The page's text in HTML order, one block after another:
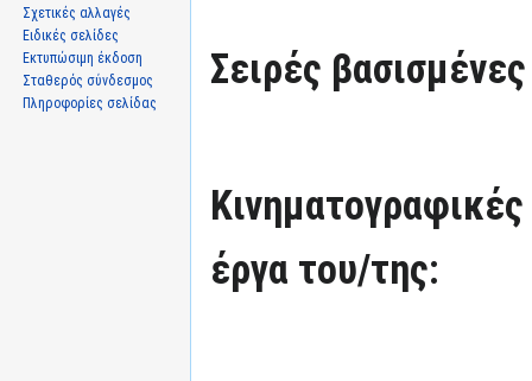
Σειρές
έργα του/της:
Σχετικές αλλαγές
Ειδικές σελίδες
Εκτυπώσιμη έκδοση
Σταθερός σύνδεσμος
Πληροφορίες σελίδας